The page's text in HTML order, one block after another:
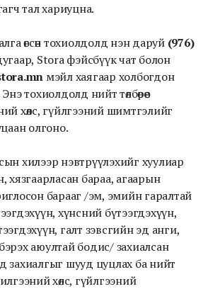
тал хариуцна.
өгсөн тохиолдолд нэн даруй (976)
Stora фэйсбүүк чат болон
мэйл хаягаар холбогдон
тохиолдолд нийт төлбөрөөс
хөлс, гүйлгээний шимтгэлийг
олгоно.
хилээр нэвтрүүлэхийг хуулиар
хязгаарласан бараа, агаарын
барааг /эм, эмийн гаралтай
хүнсний бүтээгдэхүүн,
галт зэвсгийн эд анги,
аюултай бодис/ захиалсан
захиалгыг шууд цуцлах ба нийт
хөлс, гүйлгээний